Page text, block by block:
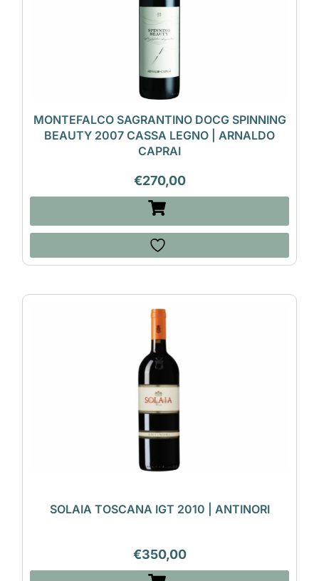
MONTEFALCO SAGRANTINO DOCG SPINNING
BEAUTY 2007 CASSA LEGNO | ARNALDO
CAPRAI
€270,00
SOLAIA TOSCANA IGT 2010 | ANTINORI
€350,00